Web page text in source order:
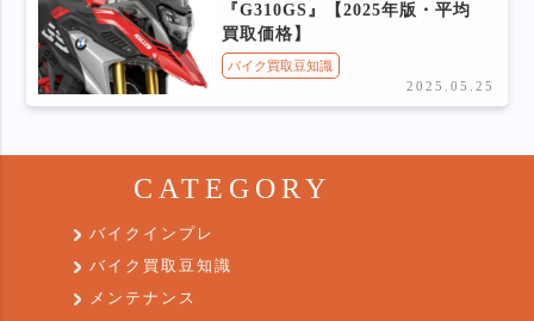
『G310GS』【2025年版・平均
買取価格】
バイク買取豆知識
2025.05.25
CATEGORY
バイクインプレ
バイク買取豆知識
メンテナンス